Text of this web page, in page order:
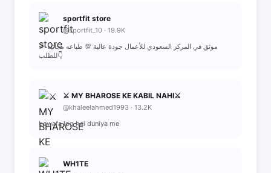
sportfit store
@sportfit_10 · 19.9K
موثق في المركز السعودي للأعمال جودة عالية 💯 طباعه مجانيه 🎉
للطلب👇
⚔️ MY BHAROSE KE KABIL NAHI⚔️
@khaleelahmed1993 · 13.2K
bewafa log hai duniya me
WH1TE